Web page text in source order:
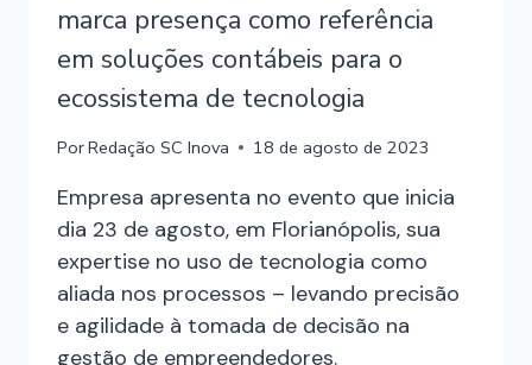
marca presença como referência
em soluções contábeis para o
ecossistema de tecnologia
PorRedação SC Inova 18 de agosto de 2023
Empresa apresenta no evento que inicia
dia 23 de agosto, em Florianópolis, sua
expertise no uso de tecnologia como
aliada nos processos – levando precisão
e agilidade à tomada de decisão na
gestão de empreendedores.